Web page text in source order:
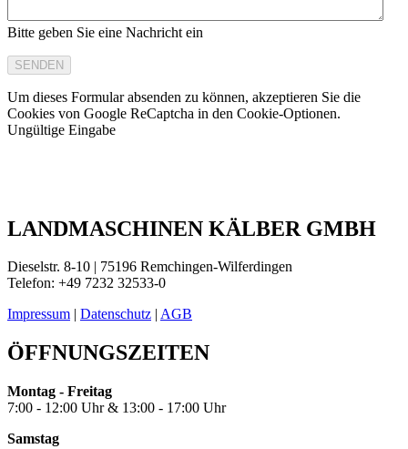
Bitte geben Sie eine Nachricht ein
SENDEN
Um dieses Formular absenden zu können, akzeptieren Sie die
Cookies von Google ReCaptcha in den Cookie-Optionen.
Ungültige Eingabe
LANDMASCHINEN KÄLBER GMBH
Dieselstr. 8-10 | 75196 Remchingen-Wilferdingen
Telefon: +49 7232 32533-0
Impressum | Datenschutz | AGB
ÖFFNUNGSZEITEN
Montag - Freitag
7:00 - 12:00 Uhr & 13:00 - 17:00 Uhr
Samstag